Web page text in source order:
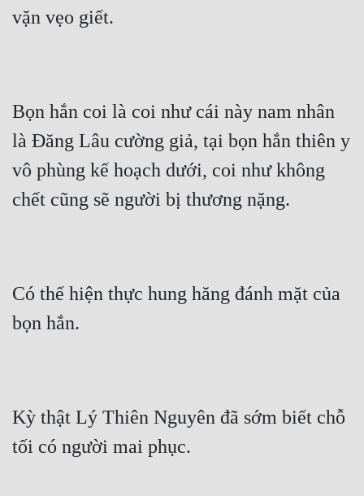
vặn vẹo giết.
Bọn hắn coi là coi như cái này nam nhân
là Đăng Lâu cường giả, tại bọn hắn thiên y
vô phùng kế hoạch dưới, coi như không
chết cũng sẽ người bị thương nặng.
Có thể hiện thực hung hăng đánh mặt của
bọn hắn.
Kỳ thật Lý Thiên Nguyên đã sớm biết chỗ
tối có người mai phục.